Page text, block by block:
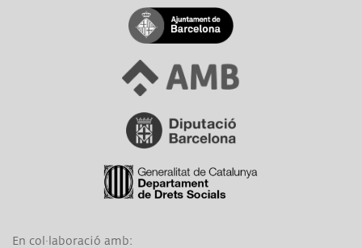
Link a Ajuntament de Barcelona
Link a Àrea Metropolitana de Barcelona
Link a Diputació de Barcelona
Link a Generalitat de Catalunya
En col·laboració amb: